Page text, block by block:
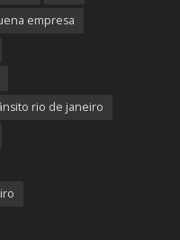
empresa
rio de janeiro